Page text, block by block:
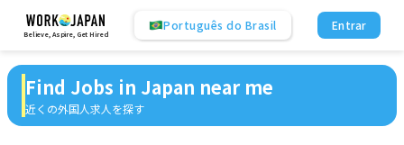
Believe, Aspire, Get Hired
Português do Brasil Entrar
Find Jobs in Japan near me
近くの外国人求人を探す